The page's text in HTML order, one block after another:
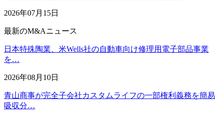
2026年07月15日
最新のM&Aニュース
日本特殊陶業、米Wells社の自動車向け修理用電子部品事業
を…
2026年08月10日
青山商事が完全子会社カスタムライフの一部権利義務を簡易
吸収分…